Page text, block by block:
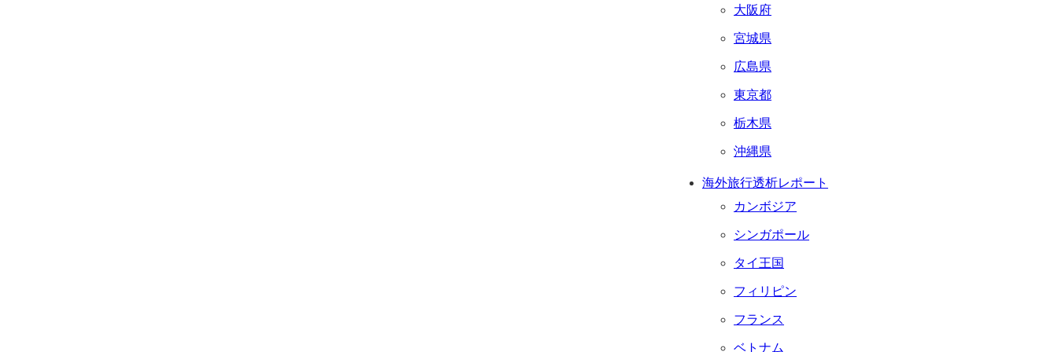
大阪府
宮城県
広島県
東京都
栃木県
沖縄県
海外旅行透析レポート
カンボジア
シンガポール
タイ王国
フィリピン
フランス
ベトナム